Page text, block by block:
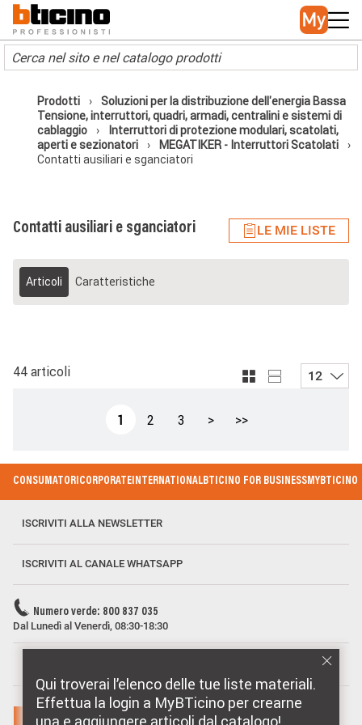
Skip to main content
Main navigation
Prodotti
Soluzioni per la distribuzione dell'energia Bassa
Tensione, interruttori, quadri, armadi, centralini e sistemi di
cablaggio
Interruttori di protezione modulari, scatolati,
aperti e sezionatori
MEGATIKER - Interruttori Scatolati
Contatti ausiliari e sganciatori
Contatti ausiliari e sganciatori LE MIE LISTE
Articoli Caratteristiche
44 articoli 12
Pagina attuale
1 Page
2 Page
3 Pagina successiva
> Ultima pagina
>>
Qui troverai l’elenco delle tue liste materiali.
Effettua la login a MyBTicino per crearne
Footer Menu
CONSUMATORICORPORATEINTERNATIONALBTICINO FOR BUSINESSMYBTICINO
ISCRIVITI ALLA NEWSLETTER
ISCRIVITI AL CANALE WHATSAPP
Numero verde: 800 837 035
Dal Lunedì al Venerdì, 08:30-18:30